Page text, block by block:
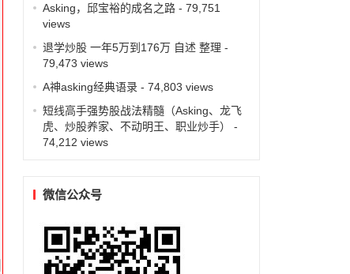
Asking，邱宝裕的成名之路- 79,751
views
退学炒股 一年5万到176万 自述 整理 -
79,473 views
A神asking经典语录- 74,803 views
短线高手强势股战法精髓（Asking、龙飞
虎、炒股养家、不动明王、职业炒手）
-
74,212 views
微信公众号